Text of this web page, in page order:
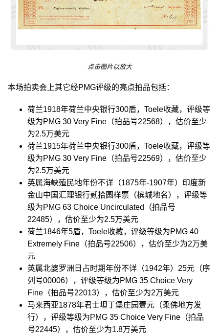
点击图片以放大
本场拍卖会上其它经PMG评级的亮点拍品包括：
荷兰1918年荷兰中央银行300盾，Toele收藏，评级等
级为PMG 30 Very Fine（拍品号22568），估价至少
为2.5万美元
荷兰1915年荷兰中央银行300盾，Toele收藏，评级等
级为PMG 30 Very Fine（拍品号22569），估价至少
为2.5万美元
英属海峡殖民地年份不详（1875年-1907年）印度新
金山中国汇理银行贰拾圆样票（槟城地名），评级等
级为PMG 63 Choice Uncirculated（拍品号
22485），估价至少为2.5万美元
荷兰1846年5盾，Toele收藏，评级等级为PMG 40
Extremely Fine（拍品号22506），估价至少为2万美
元
英属北婆罗洲日占时期年份不详（1942年）25元（序
列号00006），评级等级为PMG 35 Choice Very
Fine（拍品号22013），估价至少为2万美元
马来西亚1878年君士坦丁堡庄园壹元（柔佛地方发
行），评级等级为PMG 35 Choice Very Fine（拍品
号22445），估价至少为1.8万美元